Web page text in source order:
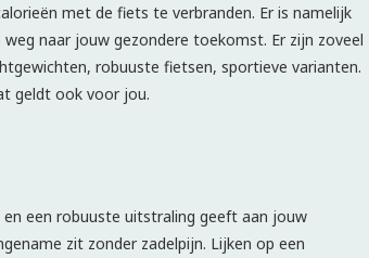
met de fiets te verbranden. Er is namelijk
weg naar jouw gezondere toekomst. Er zijn zoveel
robuuste fietsen, sportieve varianten.
geldt ook voor jou.
een robuuste uitstraling geeft aan jouw
zit zonder zadelpijn. Lijken op een